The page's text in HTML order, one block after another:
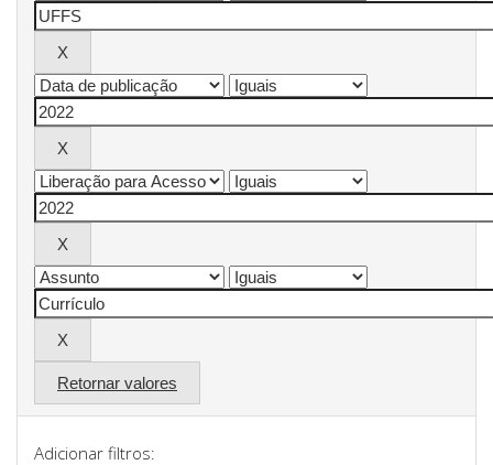
Retornar valores
Adicionar filtros: